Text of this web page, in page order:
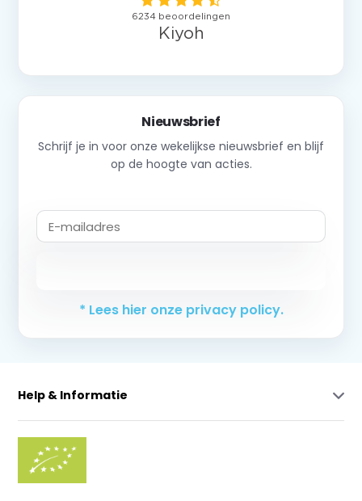
Nieuwsbrief
Schrijf je in voor onze wekelijkse nieuwsbrief en blijf
op de hoogte van acties.
* Lees hier onze privacy policy.
Help & Informatie